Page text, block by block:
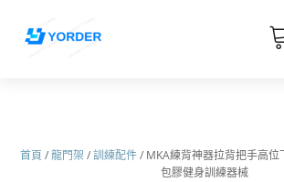
首頁 /龍門架 /訓練配件/ MKA練背神器拉背把手高位
包膠健身訓練器械